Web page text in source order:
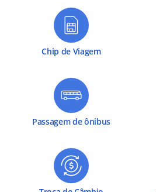
Chip de Viagem
Passagem de ônibus